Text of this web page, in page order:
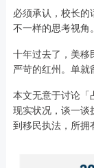
必须承认，校长
不一样的思考视角。
十年过去了，美移
严苛的红州。单就
本文无意于讨论「
现实状况，谈一谈
到移民执法，所拥